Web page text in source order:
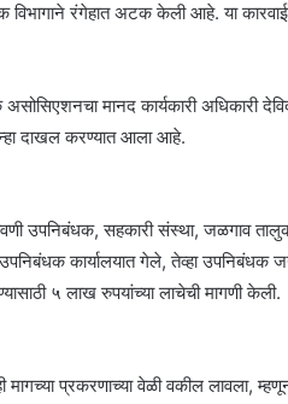
विभागाने रंगेहात अटक केली आहे. या
मानद कार्यकारी अधिकारी
दाखल करण्यात आला आहे.
उपनिबंधक, सहकारी संस्था, जळगाव
कार्यालयात गेले, तेव्हा उपनिबंधक
५ लाख रुपयांच्या लाचेची मागणी केली.
मागच्या प्रकरणाच्या वेळी वकील लावला,